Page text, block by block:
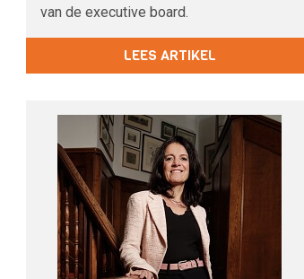
van de executive board.
LEES ARTIKEL